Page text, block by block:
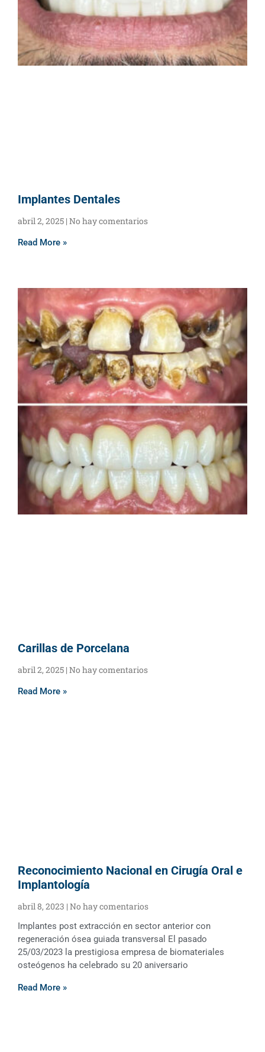
Implantes Dentales
abril 2, 2025 No hay comentarios
Read More »
Carillas de Porcelana
abril 2, 2025 No hay comentarios
Read More »
Reconocimiento Nacional en Cirugía Oral e
Implantología
abril 8, 2023 No hay comentarios
Implantes post extracción en sector anterior con
regeneración ósea guiada transversal El pasado
25/03/2023 la prestigiosa empresa de biomateriales
osteógenos ha celebrado su 20 aniversario
Read More »